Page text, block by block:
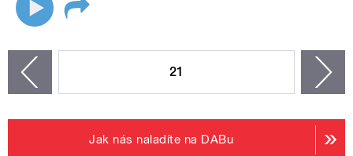
21
Jak nás naladíte na DABu